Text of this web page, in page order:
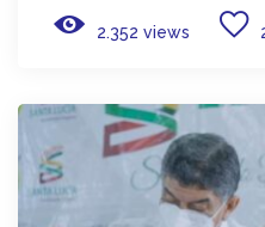
2.352 views